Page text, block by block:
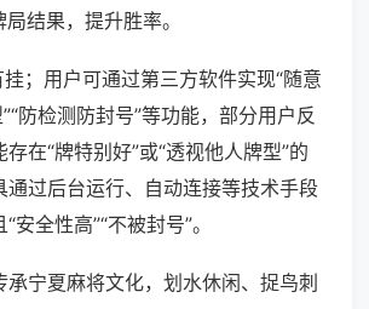
结果，提升胜率。
；用户可通过第三方软件实现“随意
防检测防封号”等功能，部分用户反
在“牌特别好”或“透视他人牌型”的
通过后台运行、自动连接等技术手段
安全性高”“不被封号”。
承宁夏麻将文化，划水休闲、捉鸟刺